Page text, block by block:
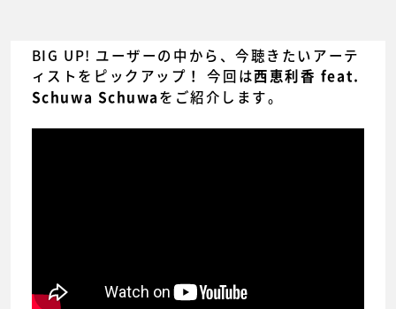
BIG UP! ユーザーの中から、今聴きたいアーテ
ィストをピックアップ！ 今回は西恵利香 feat.
Schuwa Schuwa をご紹介します。